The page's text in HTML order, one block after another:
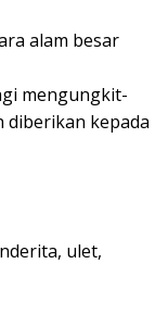
alam besar
mengungkit-
kepada
ulet,